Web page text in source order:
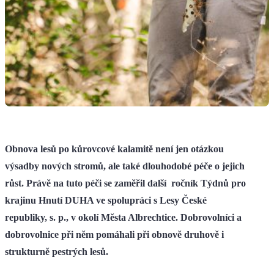
Obnova lesů po kůrovcové kalamitě není jen otázkou
výsadby nových stromů, ale také dlouhodobé péče o jejich
růst. Právě na tuto péči se zaměřil další ročník Týdnů pro
krajinu Hnutí DUHA ve spolupráci s Lesy České
republiky, s. p., v okolí Města Albrechtice. Dobrovolníci a
dobrovolnice při něm pomáhali při obnově druhově i
strukturně pestrých lesů.